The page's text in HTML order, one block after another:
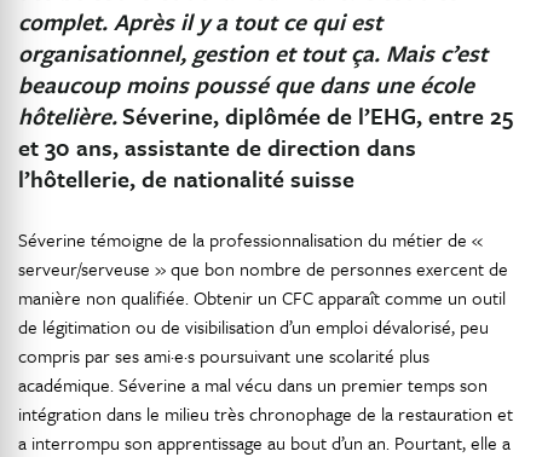
complet. Après il y a tout ce qui est
organisationnel, gestion et tout ça. Mais c’est
beaucoup moins poussé que dans une école
hôtelière.Séverine, diplômée de l’EHG, entre 25
et 30 ans, assistante de direction dans
l’hôtellerie, de nationalité suisse
Séverine témoigne de la professionnalisation du métier de «
serveur/serveuse » que bon nombre de personnes exercent de
manière non qualifiée. Obtenir un CFC apparaît comme un outil
de légitimation ou de visibilisation d’un emploi dévalorisé, peu
compris par ses ami·e·s poursuivant une scolarité plus
académique. Séverine a mal vécu dans un premier temps son
intégration dans le milieu très chronophage de la restauration et
a interrompu son apprentissage au bout d’un an. Pourtant, elle a